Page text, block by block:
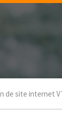
de site internet